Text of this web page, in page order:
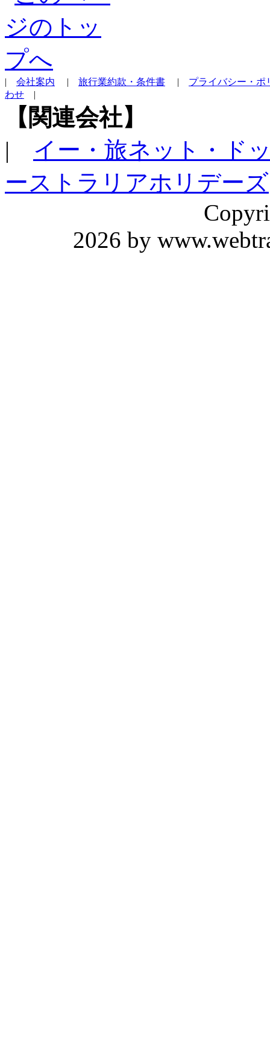
| 会社案内 | 旅行業約款・条件書 | プライバシー・ポ
わせ |
【関連会社】
| イー・旅ネット・ド
ーストラリアホリデーズ
2026 by